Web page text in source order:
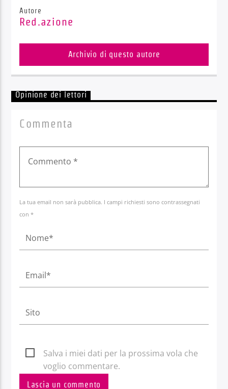
Autore
Red.azione
Archivio di questo autore
Opinione dei lettori
Commenta
La tua email non sarà pubblica. I campi richiesti sono contrassegnati
con *
Salva i miei dati per la prossima vola che
voglio commentare.